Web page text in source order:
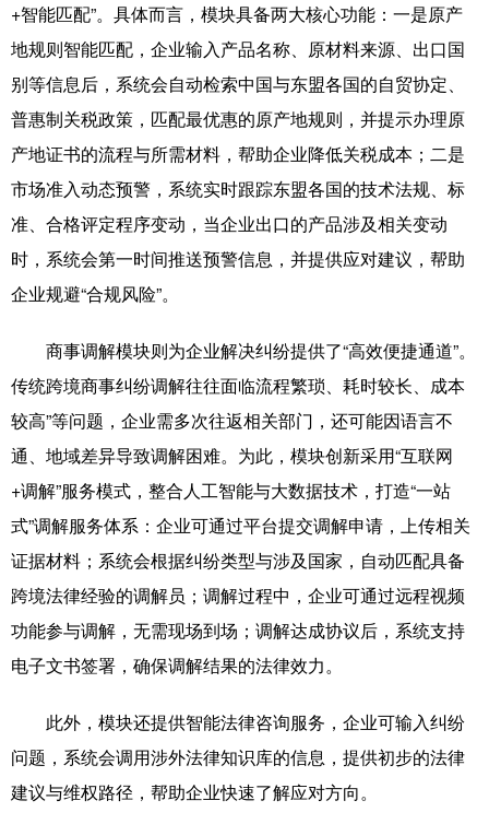
+智能匹配”。具体而言，模块具备两大核心功能：一是原产
地规则智能匹配，企业输入产品名称、原材料来源、出口国
别等信息后，系统会自动检索中国与东盟各国的自贸协定、
普惠制关税政策，匹配最优惠的原产地规则，并提示办理原
产地证书的流程与所需材料，帮助企业降低关税成本；二是
市场准入动态预警，系统实时跟踪东盟各国的技术法规、标
准、合格评定程序变动，当企业出口的产品涉及相关变动
时，系统会第一时间推送预警信息，并提供应对建议，帮助
企业规避“合规风险”。
商事调解模块则为企业解决纠纷提供了“高效便捷通道”。
传统跨境商事纠纷调解往往面临流程繁琐、耗时较长、成本
较高”等问题，企业需多次往返相关部门，还可能因语言不
通、地域差异导致调解困难。为此，模块创新采用“互联网
+调解”服务模式，整合人工智能与大数据技术，打造“一站
式”调解服务体系：企业可通过平台提交调解申请，上传相关
证据材料；系统会根据纠纷类型与涉及国家，自动匹配具备
跨境法律经验的调解员；调解过程中，企业可通过远程视频
功能参与调解，无需现场到场；调解达成协议后，系统支持
电子文书签署，确保调解结果的法律效力。
此外，模块还提供智能法律咨询服务，企业可输入纠纷
问题，系统会调用涉外法律知识库的信息，提供初步的法律
建议与维权路径，帮助企业快速了解应对方向。